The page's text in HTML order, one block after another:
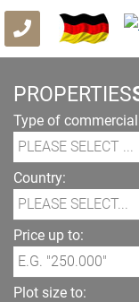
PROPERTIES
Type of
Country:
Price up to:
Plot size to: